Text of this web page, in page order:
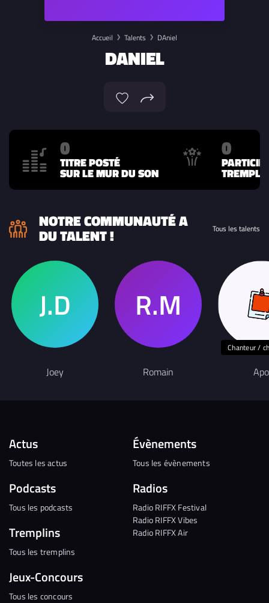
Accueil Talents DAniel
DANIEL
0
TITRE POSTÉ
SUR LE MUR DU SON
0
NOTRE COMMUNAUTÉ A
DU TALENT ! Tous les talents
Joey Romain
Chanteur /
Apo
Actus
Toutes les actus
Podcasts
Tous les podcasts
Tremplins
Tous les tremplins
Jeux-Concours
Tous les concours
Évènements
Tous les évènements
Radios
Radio RIFFX Festival
Radio RIFFX Vibes
Radio RIFFX Air